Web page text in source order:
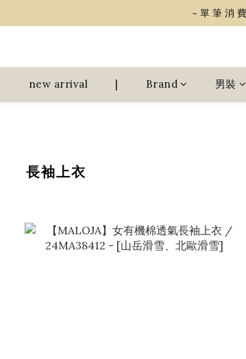
~ 單 筆 消
~ 單 筆 消
~ 單 筆 消
new arrival | Brand 男裝
長袖上衣